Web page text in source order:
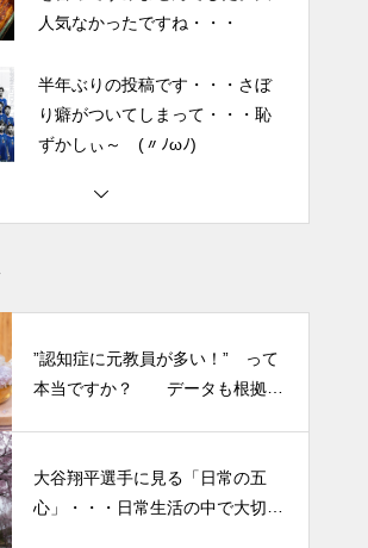
半年ぶりの投稿です・・・さぼ
ずかしぃ～ (〃ﾉωﾉ)
2026 今年初めての投稿・・・
テーマです。
人気なかったですね・・・
半年ぶりの投稿です・・・さぼ
ずかしぃ～ (〃ﾉωﾉ)
2026 今年初めての投稿・・・
”認知症に元教員が多い！” って
本当ですか？ データも根拠も
大谷翔平選手に見る「日常の五
心」・・・日常生活の中で大切